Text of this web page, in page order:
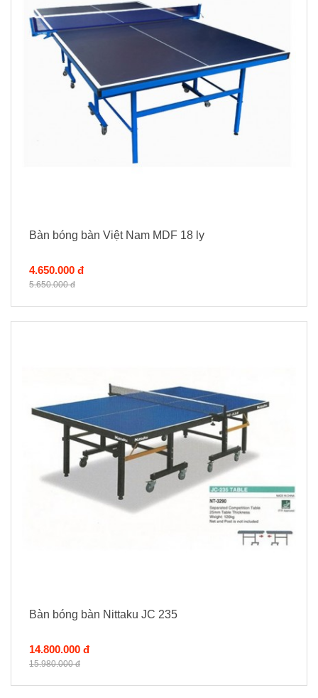
Bàn bóng bàn Việt Nam MDF 18 ly
4.650.000 đ
5.650.000 đ
Bàn bóng bàn Nittaku JC 235
14.800.000 đ
15.980.000 đ